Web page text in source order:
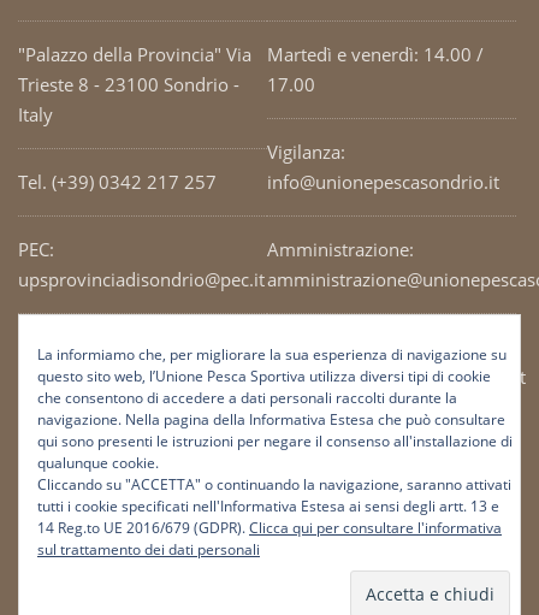
"Palazzo della Provincia" Via
Trieste 8 - 23100 Sondrio -
Italy
Tel. (+39) 0342 217 257
PEC:
upsprovinciadisondrio@pec.it
Codice Fiscale: 93003690141
Martedì e venerdì: 14.00 /
17.00
Vigilanza:
info@unionepescasondrio.it
Amministrazione:
Ufficio tecnico:
tecnico@unionepescasondrio.it
Informazioni:
info@unionepescasondrio.it
La informiamo che, per migliorare la sua esperienza di navigazione su
questo sito web, l’Unione Pesca Sportiva utilizza diversi tipi di cookie
che consentono di accedere a dati personali raccolti durante la
navigazione. Nella pagina della Informativa Estesa che può consultare
qui sono presenti le istruzioni per negare il consenso all'installazione di
qualunque cookie.
Cliccando su "ACCETTA" o continuando la navigazione, saranno attivati
tutti i cookie specificati nell'Informativa Estesa ai sensi degli artt. 13 e
14 Reg.to UE 2016/679 (GDPR).Clicca qui per consultare l'informativa
sul trattamento dei dati personali